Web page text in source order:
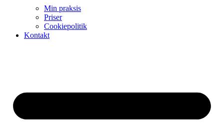
Min praksis
Priser
Cookiepolitik
Kontakt